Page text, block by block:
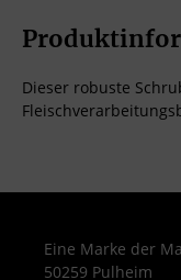
Dieser robuste
Eine Marke der
50259 Pulheim